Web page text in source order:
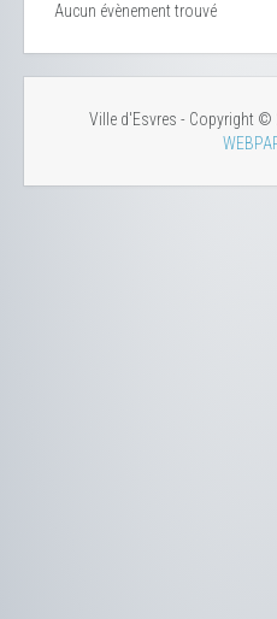
Aucun évènement trouvé
Ville d'Esvres - Copyright ©